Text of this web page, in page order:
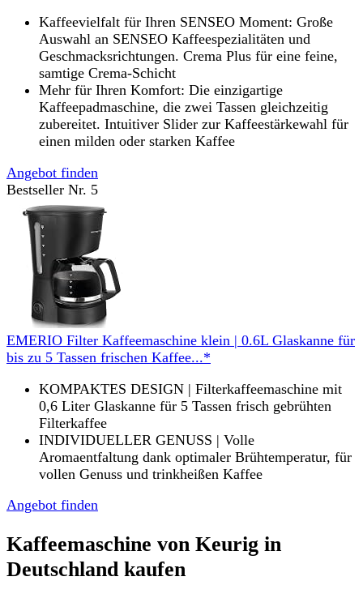
Kaffeevielfalt für Ihren SENSEO Moment: Große
Auswahl an SENSEO Kaffeespezialitäten und
Geschmacksrichtungen. Crema Plus für eine feine,
samtige Crema-Schicht
Mehr für Ihren Komfort: Die einzigartige
Kaffeepadmaschine, die zwei Tassen gleichzeitig
zubereitet. Intuitiver Slider zur Kaffeestärkewahl für
einen milden oder starken Kaffee
Angebot finden
Bestseller Nr. 5
EMERIO Filter Kaffeemaschine klein | 0.6L Glaskanne für
bis zu 5 Tassen frischen Kaffee...*
KOMPAKTES DESIGN | Filterkaffeemaschine mit
0,6 Liter Glaskanne für 5 Tassen frisch gebrühten
Filterkaffee
INDIVIDUELLER GENUSS | Volle
Aromaentfaltung dank optimaler Brühtemperatur, für
vollen Genuss und trinkheißen Kaffee
Angebot finden
Kaffeemaschine von Keurig in
Deutschland kaufen